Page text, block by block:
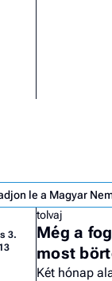
le a Magyar
3.
tolvaj
Még a
most
Két hónap